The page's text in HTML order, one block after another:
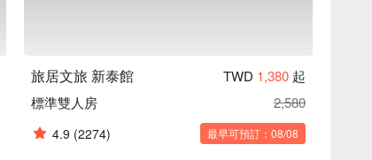
旅居文旅 新泰館 TWD 1,380 起
標準雙人房
2,580
4.9 (2274) 最早可預訂：08/08